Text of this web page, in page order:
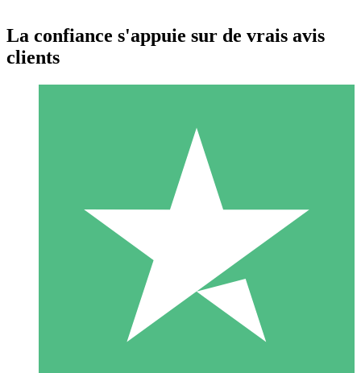
Packs de Crédits Individuels
Payez à l'utilisation avec des crédits de téléchargement. Sans
1 Téléchargement
10 00
La confiance s'appuie sur de vrais avis
clients